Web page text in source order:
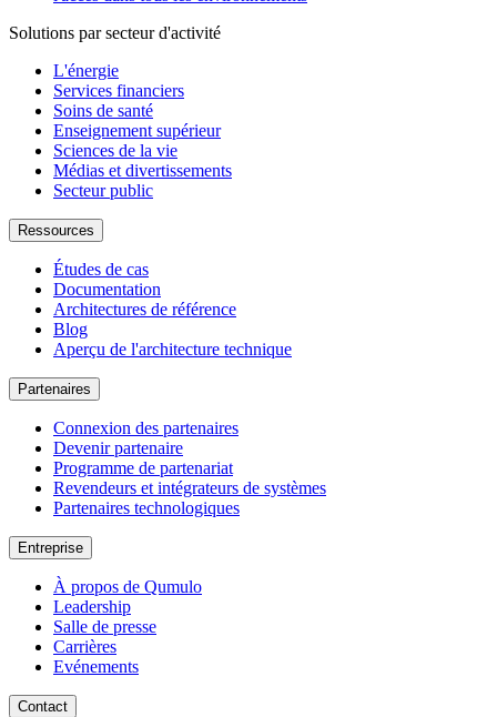
Solutions par secteur d'activité
L'énergie
Services financiers
Soins de santé
Enseignement supérieur
Sciences de la vie
Médias et divertissements
Secteur public
Ressources
Études de cas
Documentation
Architectures de référence
Blog
Aperçu de l'architecture technique
Partenaires
Connexion des partenaires
Devenir partenaire
Programme de partenariat
Revendeurs et intégrateurs de systèmes
Partenaires technologiques
Entreprise
À propos de Qumulo
Leadership
Salle de presse
Carrières
Evénements
Contact